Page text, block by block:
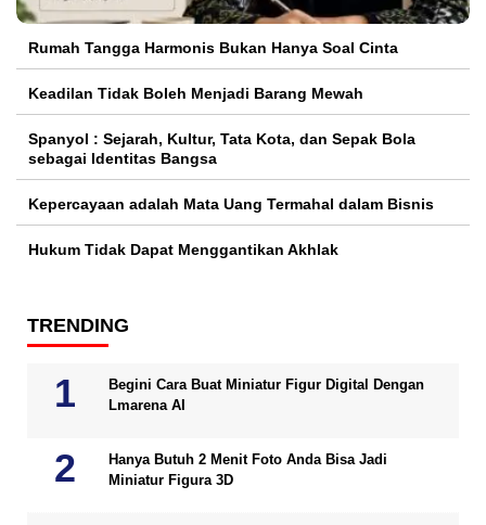
Rumah Tangga Harmonis Bukan Hanya Soal Cinta
Keadilan Tidak Boleh Menjadi Barang Mewah
Spanyol : Sejarah, Kultur, Tata Kota, dan Sepak Bola
sebagai Identitas Bangsa
Kepercayaan adalah Mata Uang Termahal dalam Bisnis
Hukum Tidak Dapat Menggantikan Akhlak
TRENDING
Begini Cara Buat Miniatur Figur Digital Dengan
Lmarena AI
Hanya Butuh 2 Menit Foto Anda Bisa Jadi
Miniatur Figura 3D